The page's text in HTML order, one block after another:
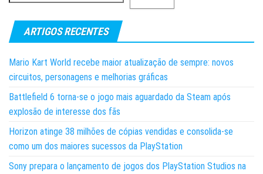
ARTIGOS RECENTES
Mario Kart World recebe maior atualização de sempre: novos
circuitos, personagens e melhorias gráficas
Battlefield 6 torna-se o jogo mais aguardado da Steam após
explosão de interesse dos fãs
Horizon atinge 38 milhões de cópias vendidas e consolida-se
como um dos maiores sucessos da PlayStation
Sony prepara o lançamento de jogos dos PlayStation Studios na